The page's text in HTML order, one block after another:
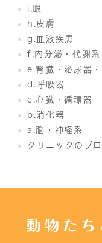
i.眼
h.皮膚
g.血液疾患
f.内分泌・代謝系
e.腎臓・泌尿器
d.呼吸器
c.心臓・循環器
b.消化器
a.脳・神経系
クリニックのブ
動物たち